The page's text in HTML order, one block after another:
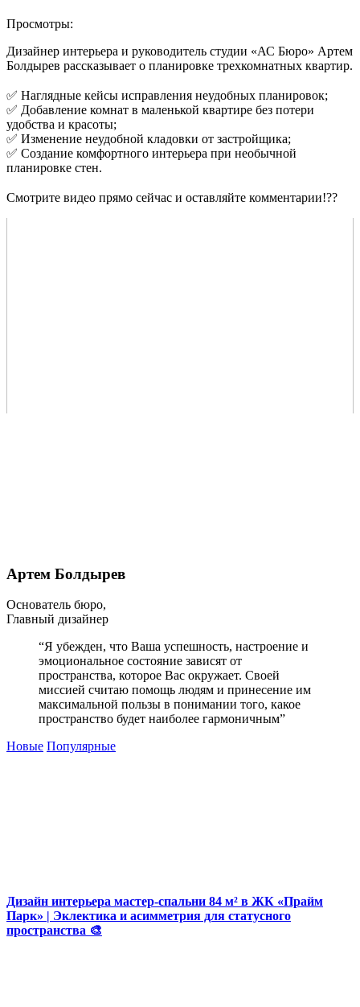
Просмотры:
Дизайнер интерьера и руководитель студии «АС Бюро» Артем
Болдырев рассказывает о планировке трехкомнатных квартир.
✅ Наглядные кейсы исправления неудобных планировок;
✅ Добавление комнат в маленькой квартире без потери
удобства и красоты;
✅ Изменение неудобной кладовки от застройщика;
✅ Создание комфортного интерьера при необычной
планировке стен.
Смотрите видео прямо сейчас и оставляйте комментарии!??
Артем Болдырев
Основатель бюро,
Главный дизайнер
“Я убежден, что Ваша успешность, настроение и
эмоциональное состояние зависят от
пространства, которое Вас окружает. Своей
миссией считаю помощь людям и принесение им
максимальной пользы в понимании того, какое
пространство будет наиболее гармоничным”
Новые Популярные
Дизайн интерьера мастер-спальни 84 м² в ЖК «Прайм
Парк» | Эклектика и асимметрия для статусного
пространства 🎨